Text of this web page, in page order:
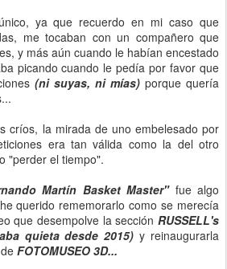
ya que recuerdo en mi caso que
me tocaban con un compañero que
y más aún cuando le habían encestado
picando cuando le pedía por favor que
(ni suyas, ni mías) porque quería
críos, la mirada de uno embelesado por
era tan válida como la del otro
"perder el tiempo".
Martín Basket Master"fue algo
querido rememorarlo como se merecía
que desempolve la sección RUSSELL's
quieta desde 2015)y reinaugurarla
FOTOMUSEO 3D...